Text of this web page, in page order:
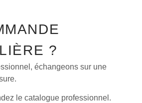
?
échangeons sur une
le catalogue professionnel.